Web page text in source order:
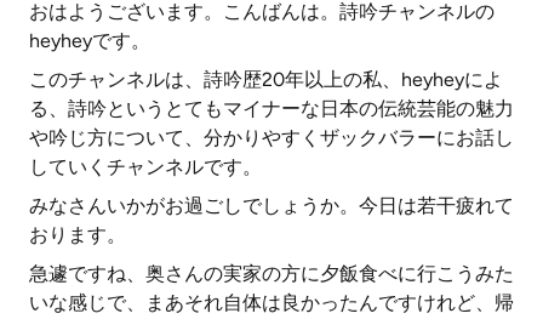
おはようございます。こんばんは。詩吟チャンネルの
heyheyです。
このチャンネルは、詩吟歴20年以上の私、heyheyによ
る、詩吟というとてもマイナーな日本の伝統芸能の魅力
や吟じ方について、分かりやすくザックバラーにお話し
していくチャンネルです。
みなさんいかがお過ごしでしょうか。今日は若干疲れて
おります。
急遽ですね、奥さんの実家の方に夕飯食べに行こうみた
いな感じで、まあそれ自体は良かったんですけれど、帰